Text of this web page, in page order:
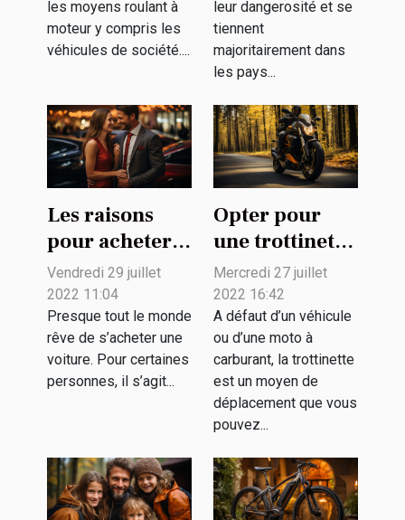
d’entreprise
les moyens roulant à
moteur y compris les
véhicules de société....
leur dangerosité et se
tiennent
majoritairement dans
les pays...
Les raisons
pour acheter
une voiture
d'occasion
Vendredi 29 juillet
2022 11:04
Presque tout le monde
rêve de s’acheter une
voiture. Pour certaines
personnes, il s’agit...
Opter pour
une trottinette
électrique :
quel intérêt ?
Mercredi 27 juillet
2022 16:42
A défaut d’un véhicule
ou d’une moto à
carburant, la trottinette
est un moyen de
déplacement que vous
pouvez...